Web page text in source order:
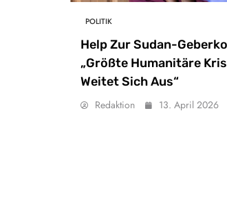
POLITIK
Help Zur Sudan-
„Größte Humanitäre
Weitet Sich Aus“
Redaktion 13. April 2026